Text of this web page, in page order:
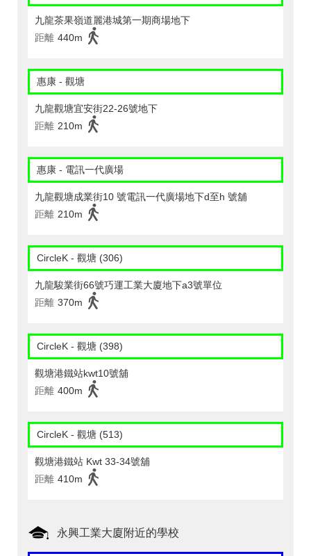
九龍茶果嶺道麗港城第一期商場地下
距離 440m
惠康 - 觀塘
九龍觀塘宜安街22-26號地下
距離 210m
惠康 - 電訊一代廣場
九龍觀塘成業街10 號電訊一代廣場地下d至h 號舖
距離 210m
CircleK - 觀塘 (306)
九龍駿業街66號巧運工業大廈地下a3號單位
距離 370m
CircleK - 觀塘 (398)
觀塘港鐵站kwt10號舖
距離 400m
CircleK - 觀塘 (513)
觀塘港鐵站 Kwt 33-34號舖
距離 410m
永興工業大廈附近的學校